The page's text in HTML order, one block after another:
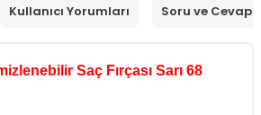
Kullanıcı Yorumları Soru ve Cevap
Saç Fırçası Sarı 68